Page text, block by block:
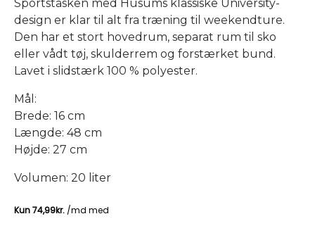
Sportstasken med Husums klassiske University-
design er klar til alt fra træning til weekendture.
Den har et stort hovedrum, separat rum til sko
eller vådt tøj, skulderrem og forstærket bund.
Lavet i slidstærk 100 % polyester.
Mål:
Brede: 16 cm
Længde: 48 cm
Højde: 27 cm
Volumen: 20 liter